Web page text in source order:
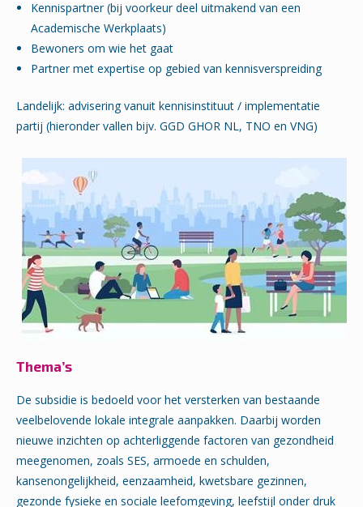
Kennispartner (bij voorkeur deel uitmakend van een
Academische Werkplaats)
Bewoners om wie het gaat
Partner met expertise op gebied van kennisverspreiding
Landelijk: advisering vanuit kennisinstituut / implementatie
partij (hieronder vallen bijv. GGD GHOR NL, TNO en VNG)
Thema’s
De subsidie is bedoeld voor het versterken van bestaande
veelbelovende lokale integrale aanpakken. Daarbij worden
nieuwe inzichten op achterliggende factoren van gezondheid
meegenomen, zoals SES, armoede en schulden,
kansenongelijkheid, eenzaamheid, kwetsbare gezinnen,
gezonde fysieke en sociale leefomgeving, leefstijl onder druk